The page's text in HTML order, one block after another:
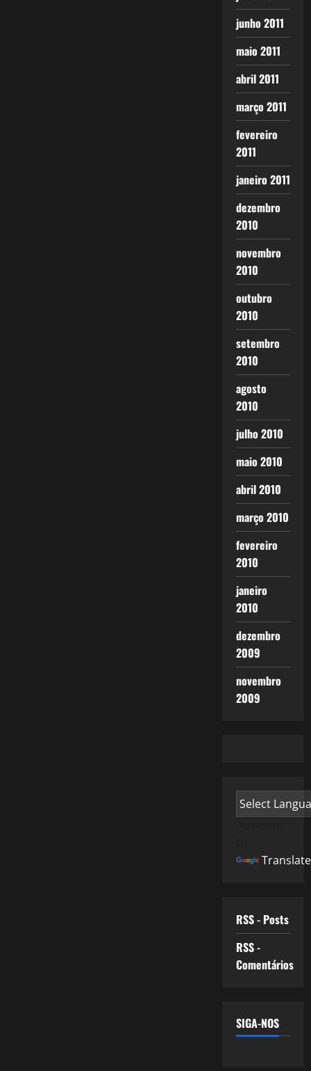
junho 2011
maio 2011
abril 2011
março 2011
fevereiro
2011
janeiro 2011
dezembro
2010
novembro
2010
outubro
2010
setembro
2010
agosto
2010
julho 2010
maio 2010
abril 2010
março 2010
fevereiro
2010
janeiro
2010
dezembro
2009
novembro
2009
Translate
RSS - Posts
RSS -
Comentários
SIGA-NOS